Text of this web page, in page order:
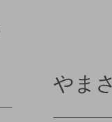
やま